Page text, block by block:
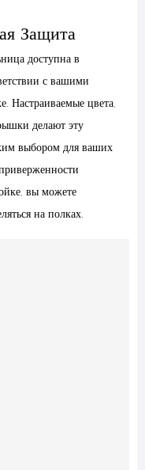
Защита
доступна в
с вашими
Настраиваемые цвета,
делают эту
выбором для ваших
вы можете
на полках.